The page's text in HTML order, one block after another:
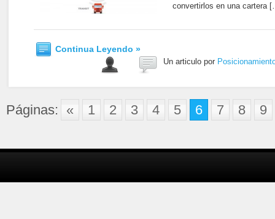
convertirlos en una cartera
Continua Leyendo »
Un articulo por
Páginas: « 1 2 3 4 5 6 7 8 9